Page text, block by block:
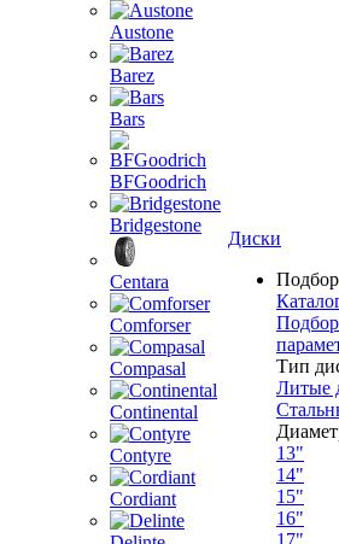
Austone
Barez
Bars
BFGoodrich
Bridgestone
Centara
Comforser
Compasal
Continental
Contyre
Cordiant
Диски
Тип
Литые
13"
14"
15"
16"
17"